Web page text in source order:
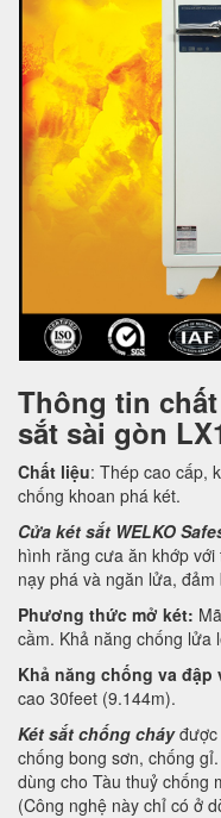
Thông tin
sắt sài gòn
Chất liệu: Thép cao cấp,
chống khoan phá két.
Cửa két sắt WELKO
hình răng cưa ăn khớp
nạy phá và ngăn lửa, đảm
Phương thức mở két:
cầm. Khả năng chống lửa
Khả năng chống va đập
cao 30feet (9.144m).
Két sắt chống cháyđược
chống bong sơn, chống
dùng cho Tàu thuỷ chống
(Công nghệ này chỉ có ở